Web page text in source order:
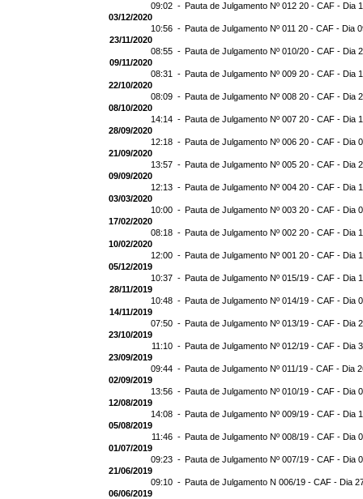
09:02 - Pauta de Julgamento Nº 012 20 - CAF - Dia
03/12/2020
10:56 - Pauta de Julgamento Nº 011 20 - CAF - Dia
23/11/2020
08:55 - Pauta de Julgamento Nº 010/20 - CAF - Dia
09/11/2020
08:31 - Pauta de Julgamento Nº 009 20 - CAF - Dia
22/10/2020
08:09 - Pauta de Julgamento Nº 008 20 - CAF - Dia
08/10/2020
14:14 - Pauta de Julgamento Nº 007 20 - CAF - Dia
28/09/2020
12:18 - Pauta de Julgamento Nº 006 20 - CAF - Dia
21/09/2020
13:57 - Pauta de Julgamento Nº 005 20 - CAF - Dia
09/09/2020
12:13 - Pauta de Julgamento Nº 004 20 - CAF - Dia
03/03/2020
10:00 - Pauta de Julgamento Nº 003 20 - CAF - Dia
17/02/2020
08:18 - Pauta de Julgamento Nº 002 20 - CAF - Dia
10/02/2020
12:00 - Pauta de Julgamento Nº 001 20 - CAF - Dia
05/12/2019
10:37 - Pauta de Julgamento Nº 015/19 - CAF - Dia
28/11/2019
10:48 - Pauta de Julgamento Nº 014/19 - CAF - Dia
14/11/2019
07:50 - Pauta de Julgamento Nº 013/19 - CAF - Dia
23/10/2019
11:10 - Pauta de Julgamento Nº 012/19 - CAF - Dia
23/09/2019
09:44 - Pauta de Julgamento Nº 011/19 - CAF - Dia
02/09/2019
13:56 - Pauta de Julgamento Nº 010/19 - CAF - Dia
12/08/2019
14:08 - Pauta de Julgamento Nº 009/19 - CAF - Dia
05/08/2019
11:46 - Pauta de Julgamento Nº 008/19 - CAF - Dia
01/07/2019
09:23 - Pauta de Julgamento Nº 007/19 - CAF - Dia
21/06/2019
09:10 - Pauta de Julgamento N 006/19 - CAF - Dia
06/06/2019